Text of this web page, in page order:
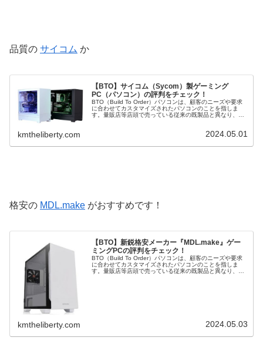
品質の サイコム か
【BTO】サイコム（Sycom）製ゲーミング
PC（パソコン）の評判をチェック！
BTO（Build To Order）パソコンは、顧客のニーズや要求
に合わせてカスタマイズされたパソコンのことを指しま
す。量販店等店頭で売っている従来の既製品と異なり、
kmtheliberty.com 2024.05.01
格安の MDL.make がおすすめです！
【BTO】新鋭格安メーカー『MDL.make』ゲー
ミングPCの評判をチェック！
BTO（Build To Order）パソコンは、顧客のニーズや要求
に合わせてカスタマイズされたパソコンのことを指しま
す。量販店等店頭で売っている従来の既製品と異なり、
kmtheliberty.com 2024.05.03